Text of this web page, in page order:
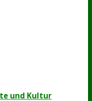
und Kultur